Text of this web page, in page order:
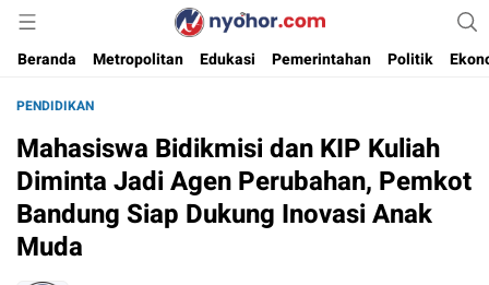
Nyohor.com
Media Informasi Ternyohor
Beranda
Metropolitan Edukasi Pemerintahan Politik
PENDIDIKAN
Mahasiswa Bidikmisi dan KIP Kuliah
Diminta Jadi Agen Perubahan, Pemkot
Bandung Siap Dukung Inovasi Anak
Muda